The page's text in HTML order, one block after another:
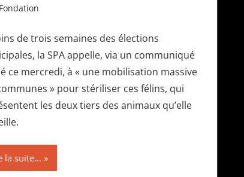
de trois semaines des élections
la SPA appelle, via un communiqué
ce mercredi, à « une mobilisation massive
» pour stériliser ces félins, qui
les deux tiers des animaux qu’elle
la suite...